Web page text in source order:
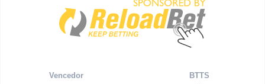
Vencedor BTTS